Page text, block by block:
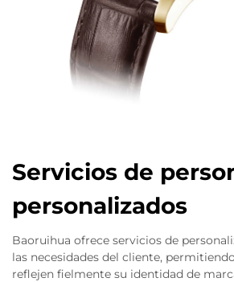
Servicios de
personalizados
Baoruihua ofrece servicios de
las necesidades del cliente,
reflejen fielmente su identidad de